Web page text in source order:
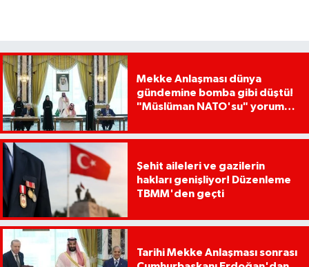
Mekke Anlaşması dünya
gündemine bomba gibi düştü!
"Müslüman NATO'su" yorumu
Şehit aileleri ve gazilerin
hakları genişliyor! Düzenleme
TBMM'den geçti
Tarihi Mekke Anlaşması sonrası